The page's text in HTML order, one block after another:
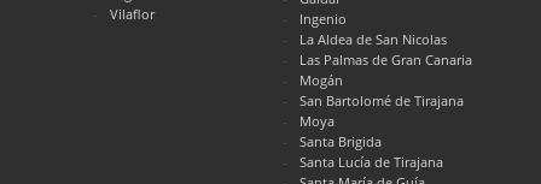
Vilaflor
Ingenio
La Aldea de San Nicolas
Las Palmas de Gran Canaria
Mogán
San Bartolomé de Tirajana
Moya
Santa Brigida
Santa Lucía de Tirajana